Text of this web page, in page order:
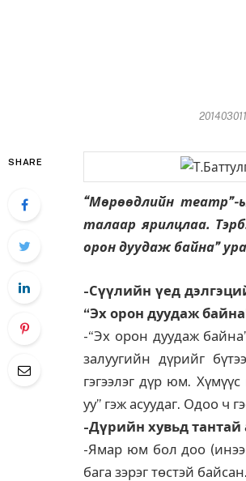
SHARE
“Мөрөөдлийн
талаар ярилцлаа.
орон дуудаж байна”
-Сүүлийн үед
“Эх орон дуудаж
-“Эх орон дуудаж
залуугийн дүрийг
гэгээлэг дүр юм.
уу” гэж асуудаг. Одоо ч
-Дүрийн хувьд
-Ямар юм бол доо
бага зэрэг төстэй байсан.